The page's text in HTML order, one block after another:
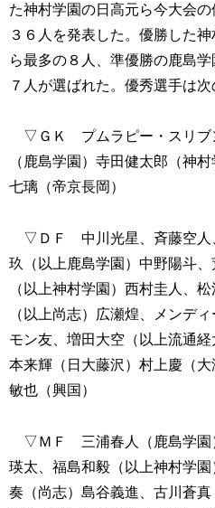
た神村学園の日高元ら今大会
３６人を発表した。優勝した
ら最多の８人、準優勝の鹿島学
７人が選ばれた。優秀選手は次
▽ＧＫ プムラピー・スリブ
（鹿島学園）寺田健太郎（神
七璃（帝京長岡）
▽ＤＦ 中川光星、斉藤空人
玖（以上鹿島学園）中野陽斗、
（以上神村学園）西村圭人、
（以上尚志）広瀬煌、メンディ
モン友、増田大空（以上流通経
本来輝（日大藤沢）村上慶（大
敏也（興国）
▽ＭＦ 三浦春人（鹿島学園
瑛太、福島和毅（以上神村学園
奏（尚志）島谷義進、古川蒼